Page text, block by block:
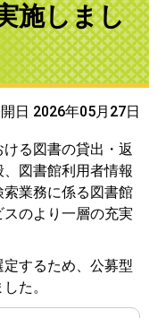
施しまし
日 2026年05月27日
る図書の貸出・返
図書館利用者情報
業務に係る図書館
のより一層の充実
するため、公募型
た。